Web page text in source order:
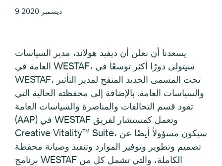
9 ديسمبر 2020
يسعدنا أن نعلن أن ديفيد هولاند، مدير السياسات
العامة في WESTAF، سيتولى دورًا أكثر توسعًا في
WESTAF، تحت المسمى الجديد المنقح لمدير التأثير
والسياسات العامة. بالإضافة إلى محفظته الحالية التي
تقود قسم التحالفات والمناصرة والسياسات العامة
(AAP) في WESTAF وتعمل كمستشار لفريق
Creative Vitality™ Suite، سيكون مسؤولاً أيضًا عن
تصميم وتطوير وتوفير الموارد وتنفيذ وصيانة محفظة
برنامج WESTAF الكاملة، والتي تشمل كل من